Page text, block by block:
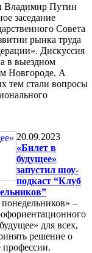
Владимир Путин
заседание
Совета
рынка труда
Дискуссия
в выездном
Новгороде. А
тем стали вопросы
20.09.2023
«Билет в
будущее»
запустил шоу-
подкаст “Клуб
–
для всех,
решение о